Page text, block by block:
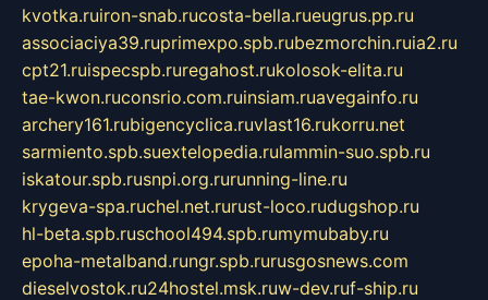
kvotka.ruiron-snab.rucosta-bella.rueugrus.pp.ru
associaciya39.ruprimexpo.spb.rubezmorchin.ruia2.ru
cpt21.ruispecspb.ruregahost.rukolosok-elita.ru
tae-kwon.ruconsrio.com.ruinsiam.ruavegainfo.ru
archery161.rubigencyclica.ruvlast16.rukorru.net
sarmiento.spb.suextelopedia.rulammin-suo.spb.ru
iskatour.spb.rusnpi.org.rurunning-line.ru
krygeva-spa.ruchel.net.rurust-loco.rudugshop.ru
hl-beta.spb.ruschool494.spb.rumymubaby.ru
epoha-metalband.rungr.spb.rurusgosnews.com
dieselvostok.ru24hostel.msk.ruw-dev.ruf-ship.ru